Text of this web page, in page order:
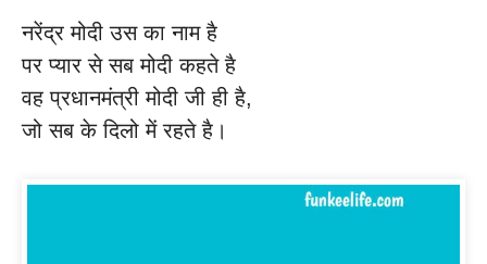
नरेंद्र मोदी उस का नाम है
पर प्यार से सब मोदी कहते है
वह प्रधानमंत्री मोदी जी ही है,
जो सब के दिलो में रहते है।